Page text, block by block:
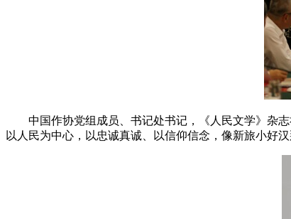
中国作协党组成员、书记处书记，《人民文学》杂志
以人民为中心，以忠诚真诚、以信仰信念，像新旅小好